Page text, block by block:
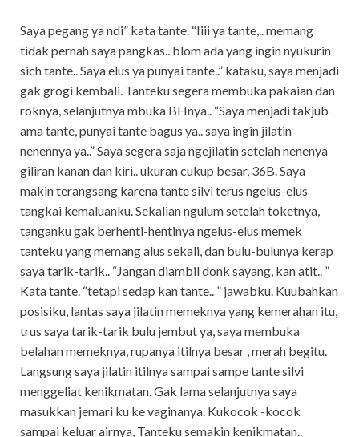
Saya pegang ya ndi” kata tante. “Iiii ya tante,.. memang
tidak pernah saya pangkas.. blom ada yang ingin nyukurin
sich tante.. Saya elus ya punyai tante..” kataku, saya menjadi
gak grogi kembali. Tanteku segera membuka pakaian dan
roknya, selanjutnya mbuka BHnya.. “Saya menjadi takjub
ama tante, punyai tante bagus ya.. saya ingin jilatin
nenennya ya..” Saya segera saja ngejilatin setelah nenenya
giliran kanan dan kiri.. ukuran cukup besar, 36B. Saya
makin terangsang karena tante silvi terus ngelus-elus
tangkai kemaluanku. Sekalian ngulum setelah toketnya,
tanganku gak berhenti-hentinya ngelus-elus memek
tanteku yang memang alus sekali, dan bulu-bulunya kerap
saya tarik-tarik.. “Jangan diambil donk sayang, kan atit.. ”
Kata tante. “tetapi sedap kan tante.. ” jawabku. Kuubahkan
posisiku, lantas saya jilatin memeknya yang kemerahan itu,
trus saya tarik-tarik bulu jembut ya, saya membuka
belahan memeknya, rupanya itilnya besar , merah begitu.
Langsung saya jilatin itilnya sampai sampe tante silvi
menggeliat kenikmatan. Gak lama selanjutnya saya
masukkan jemari ku ke vaginanya. Kukocok -kocok
sampai keluar airnya, Tanteku semakin kenikmatan..